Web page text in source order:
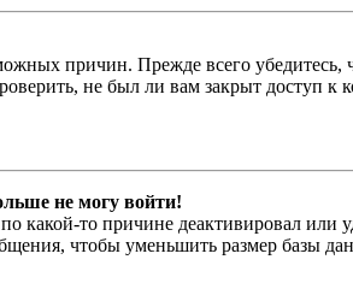
причин. Прежде всего
не был ли вам закрыт доступ
не могу войти!
какой-то причине деактивировал или
чтобы уменьшить размер базы